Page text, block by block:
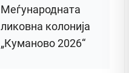
Меѓународната
ликовна колонија
„Куманово 2026“